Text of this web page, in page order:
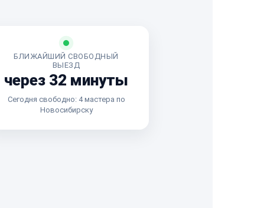
БЛИЖАЙШИЙ СВОБОДНЫЙ
ВЫЕЗД
через 32 минуты
Сегодня свободно: 4 мастера по
Новосибирску